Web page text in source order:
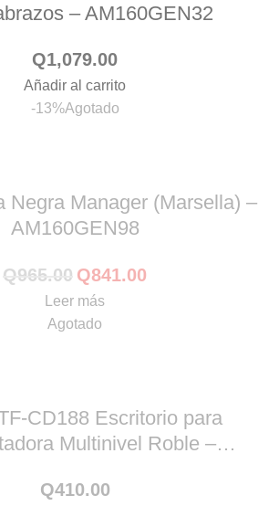
– AM160GEN32
Q1,079.00
Añadir al carrito
-13%Agotado
Negra Manager (Marsella) –
AM160GEN98
Q965.00 Q841.00
Leer más
Agotado
CD188 Escritorio para
Multinivel Roble –
Q410.00